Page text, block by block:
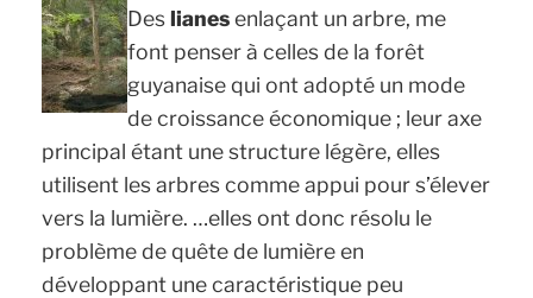
Deslianesenlaçant un arbre, me
font penser à celles de la forêt
guyanaise qui ont adopté un mode
de croissance économique ; leur axe
principal étant une structure légère, elles
utilisent les arbres comme appui pour s’élever
vers la lumière. …elles ont donc résolu le
problème de quête de lumière en
développant une caractéristique peu